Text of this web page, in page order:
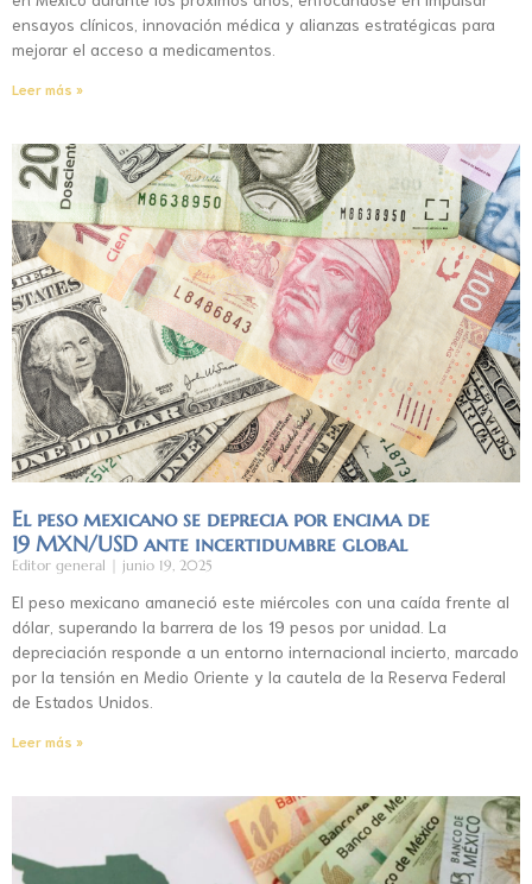
ensayos clínicos, innovación médica y alianzas estratégicas para
mejorar el acceso a medicamentos.
Leer más »
El peso mexicano se deprecia por encima de
19 MXN/USD ante incertidumbre global
Editor general junio 19, 2025
El peso mexicano amaneció este miércoles con una caída frente al
dólar, superando la barrera de los 19 pesos por unidad. La
depreciación responde a un entorno internacional incierto, marcado
por la tensión en Medio Oriente y la cautela de la Reserva Federal
de Estados Unidos.
Leer más »